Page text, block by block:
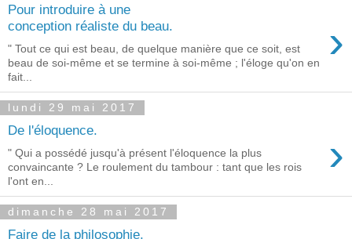
Pour introduire à une
conception réaliste du beau.
›
" Tout ce qui est beau, de quelque manière que ce soit, est
beau de soi-même et se termine à soi-même ; l'éloge qu'on en
fait...
lundi 29 mai 2017
De l'éloquence. ›
" Qui a possédé jusqu'à présent l'éloquence la plus
convaincante ? Le roulement du tambour : tant que les rois
l'ont en...
dimanche 28 mai 2017
Faire de la philosophie.